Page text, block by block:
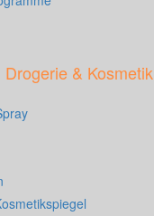
Drogerie & Kosmetik